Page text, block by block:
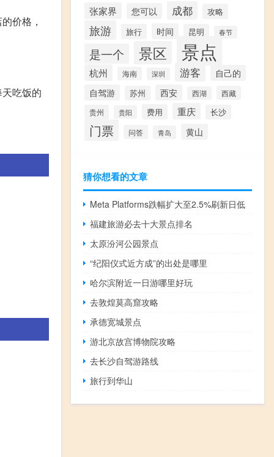
价格，
吃饭的
张家界 您可以 成都 攻略
旅游 旅行 时间 昆明 春节
是一个 景区 景点
杭州 海南 深圳 游客
自己的
自驾游
苏州 西安 西湖 西藏
贵州 贵阳 费用 重庆 长沙
门票 问答 青岛 黄山
猜你想看的文章
Meta Platforms跌幅扩大至2.5%刷新日低
福建旅游必去十大景点排名
太原汾河公园景点
“纪阳仪式近方成”的出处是哪里
哈尔滨附近一日游哪里好玩
去敦煌莫高窟攻略
承德宽城景点
游北京故宫博物院攻略
去长沙自驾游路线
旅行到华山